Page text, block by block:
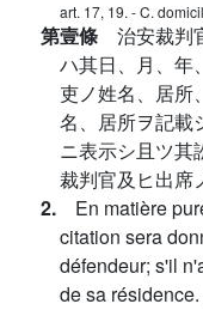
art. 17, 19. - C.
第壹條 治安裁判
ハ其日、月、年
吏ノ姓名、居所
名、居所ヲ記載
ニ表示シ且ツ其
裁判官及ヒ出席
2. En matière
citation sera
défendeur; s'il
de sa résidence.